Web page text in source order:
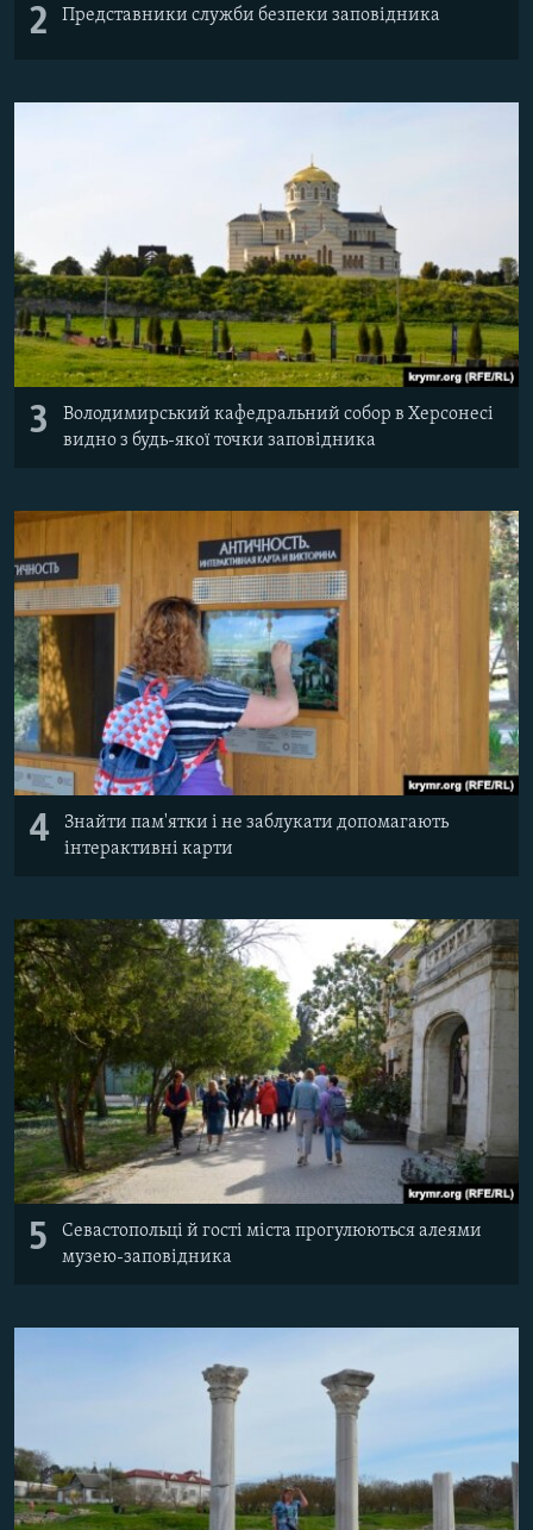
2 Представники служби безпеки заповідника
3
Володимирський кафедральний собор в Херсонесі
видно з будь-якої точки заповідника
4
Знайти пам'ятки і не заблукати допомагають
інтерактивні карти
5
Севастопольці й гості міста прогулюються алеями
музею-заповідника